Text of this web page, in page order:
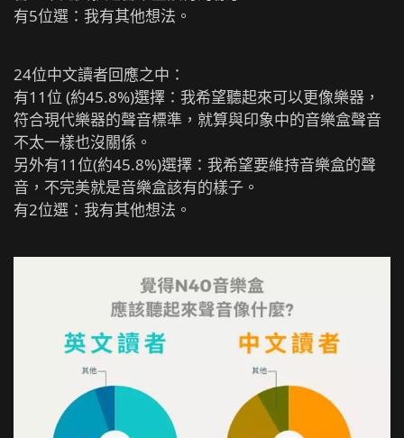
有5位選：我有其他想法。
24位中文讀者回應之中：
有11位 (約45.8%)選擇：我希望聽起來可以更像樂器，
符合現代樂器的聲音標準，就算與印象中的音樂盒聲音
不太一樣也沒關係。
另外有11位(約45.8%)選擇：我希望要維持音樂盒的聲
音，不完美就是音樂盒該有的樣子。
有2位選：我有其他想法。